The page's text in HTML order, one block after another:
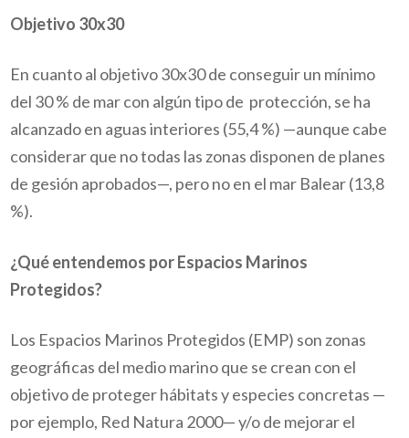
Objetivo 30x30
En cuanto al objetivo 30x30 de conseguir un mínimo
del 30 % de mar con algún tipo de protección, se ha
alcanzado en aguas interiores (55,4 %) —aunque cabe
considerar que no todas las zonas disponen de planes
de gesión aprobados—, pero no en el mar Balear (13,8
%).
¿Qué entendemos por Espacios Marinos
Protegidos?
Los Espacios Marinos Protegidos (EMP) son zonas
geográficas del medio marino que se crean con el
objetivo de proteger hábitats y especies concretas —
por ejemplo, Red Natura 2000— y/o de mejorar el